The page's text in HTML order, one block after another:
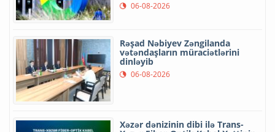
06-08-2026
Rəşad Nəbiyev Zəngilanda
vətəndaşların müraciətlərini
dinləyib
06-08-2026
Xəzər dənizinin dibi ilə Trans-